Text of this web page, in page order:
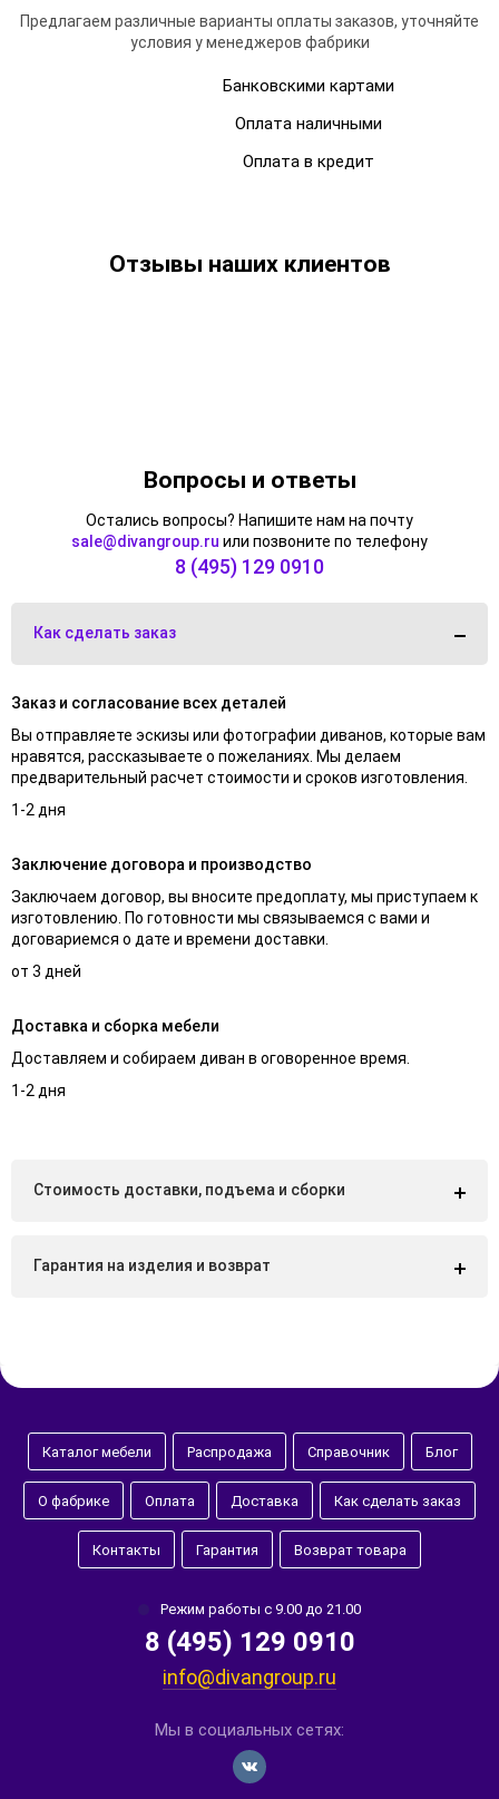
Предлагаем различные варианты оплаты заказов, уточняйте
условия у менеджеров фабрики
Банковскими картами
Оплата наличными
Оплата в кредит
Отзывы наших клиентов
Вопросы и ответы
Остались вопросы? Напишите нам на почту
sale@divangroup.ru или позвоните по телефону
8 (495) 129 0910
Как сделать заказ
Заказ и согласование всех деталей
Вы отправляете эскизы или фотографии диванов, которые вам
нравятся, рассказываете о пожеланиях. Мы делаем
предварительный расчет стоимости и сроков изготовления.
1-2 дня
Заключение договора и производство
Заключаем договор, вы вносите предоплату, мы приступаем к
изготовлению. По готовности мы связываемся с вами и
договариемся о дате и времени доставки.
от 3 дней
Доставка и сборка мебели
Доставляем и собираем диван в оговоренное время.
1-2 дня
Стоимость доставки, подъема и сборки
Гарантия на изделия и возврат
Каталог мебели Распродажа Справочник Блог
О фабрике Оплата Доставка Как сделать заказ
Контакты Гарантия Возврат товара
Режим работы с 9.00 до 21.00
8 (495) 129 0910
info@divangroup.ru
Мы в социальных сетях: